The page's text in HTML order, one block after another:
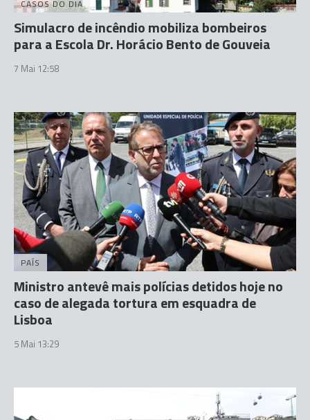
CASOS DO DIA
Simulacro de incêndio mobiliza bombeiros
para a Escola Dr. Horácio Bento de Gouveia
7 Mai 12:58
PAÍS
Ministro antevê mais polícias detidos hoje no
caso de alegada tortura em esquadra de
Lisboa
5 Mai 13:29